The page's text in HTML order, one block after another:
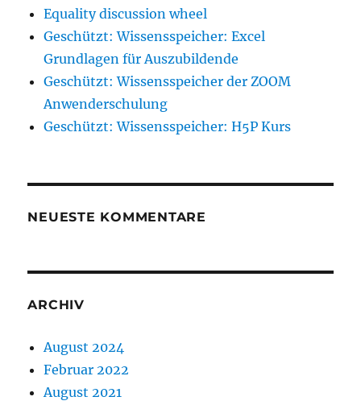
Equality discussion wheel
Geschützt: Wissensspeicher: Excel
Grundlagen für Auszubildende
Geschützt: Wissensspeicher der ZOOM
Anwenderschulung
Geschützt: Wissensspeicher: H5P Kurs
NEUESTE KOMMENTARE
ARCHIV
August 2024
Februar 2022
August 2021